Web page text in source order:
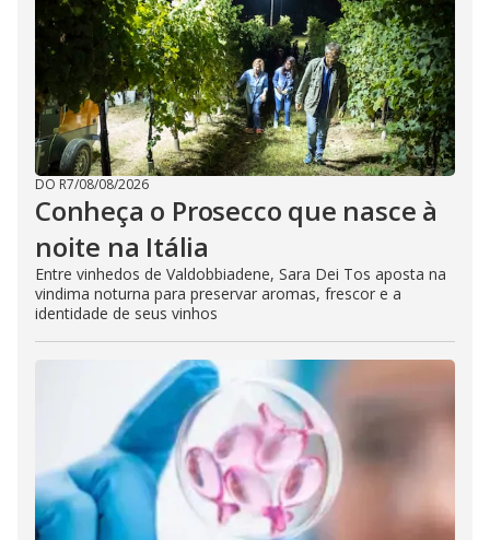
DO R7/08/08/2026
Conheça o Prosecco que nasce à
noite na Itália
Entre vinhedos de Valdobbiadene, Sara Dei Tos aposta na
vindima noturna para preservar aromas, frescor e a
identidade de seus vinhos